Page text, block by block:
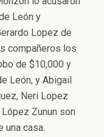
León y
Lopez de
compañeros los
de $10,000 y
León, y Abigail
Neri Lopez
Zunun son
una casa.